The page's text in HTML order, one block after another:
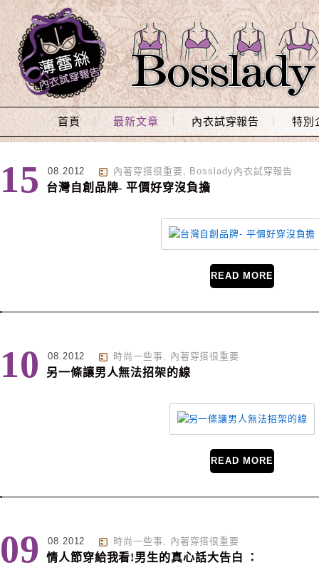
Main Menu
首頁 最新文章 內衣試穿報告 特別
15 08.2012 內著穿搭很重要, Bosslady內衣試穿報告
台灣自創品牌- 平價好穿沒負擔
READ MORE
10 08.2012 時尚一些事, 內著穿搭很重要
另一條讓男人無法招架的線
READ MORE
09 08.2012 時尚一些事, 內著穿搭很重要
情人節穿給我看!男生的真心話大告白 ：